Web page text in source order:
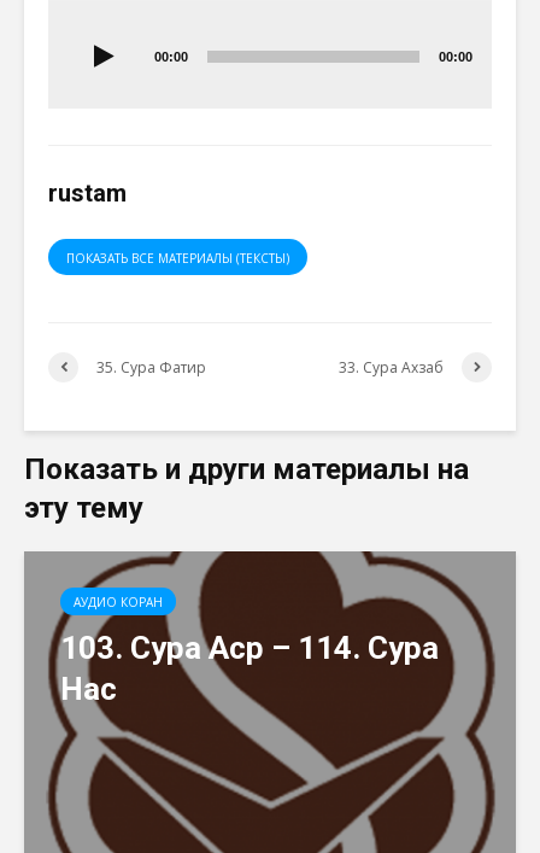
00:00 00:00
rustam
ПОКАЗАТЬ ВСЕ МАТЕРИАЛЫ (ТЕКСТЫ)
35. Сура Фатир 33. Сура Ахзаб
Показать и други материалы на
эту тему
АУДИО КОРАН
103. Сура Аср – 114. Сура
Нас